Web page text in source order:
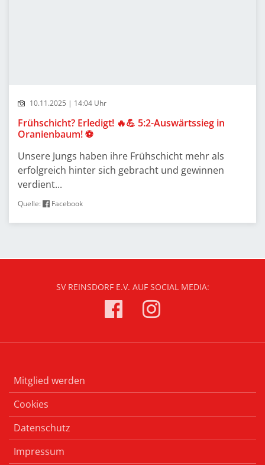
10.11.2025 | 14:04 Uhr
Frühschicht? Erledigt! 🔥💪 5:2-Auswärtssieg in
Oranienbaum! ⚽
Unsere Jungs haben ihre Frühschicht mehr als
erfolgreich hinter sich gebracht und gewinnen
verdient...
Quelle: Facebook
SV REINSDORF E.V. AUF SOCIAL MEDIA:
Mitglied werden
Cookies
Datenschutz
Impressum